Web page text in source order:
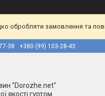
обробляти замовлення та
38 +380 (99) 103-28-43
"Dorozhe.net"
якості гуртом